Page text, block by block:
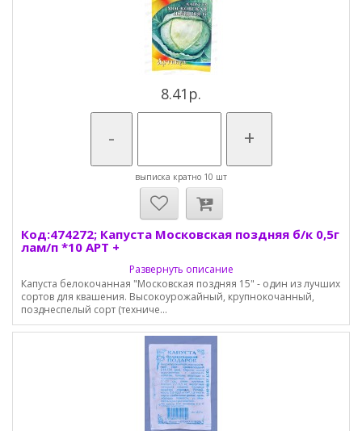
8.41р.
- +
выписка кратно 10 шт
Код:474272; Капуста Московская поздняя б/к 0,5г
лам/п *10 АРТ +
Развернуть описание
Капуста белокочанная "Московская поздняя 15" - один из лучших
сортов для квашения. Высокоурожайный, крупнокочанный,
позднеспелый сорт (техниче...